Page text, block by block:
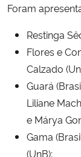
Foram
Restinga
Flores e
Calzado
Guará
Liliane
e Márya
Gama
(UnB);